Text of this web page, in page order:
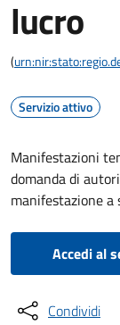
lucro
(
Servizio attivo
Manifestazioni
domanda di
manifestazione a
Accedi al
Condividi